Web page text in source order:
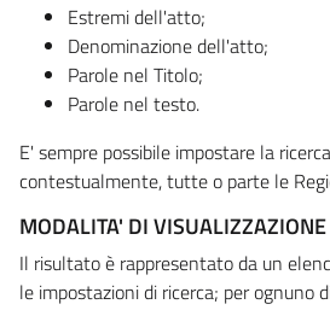
Estremi dell'atto;
Denominazione dell'atto;
Parole nel Titolo;
Parole nel testo.
E' sempre possibile impostare la
contestualmente, tutte o parte le
MODALITA' DI VISUALIZZAZIONE
Il risultato è rappresentato da un
le impostazioni di ricerca; per ognuno